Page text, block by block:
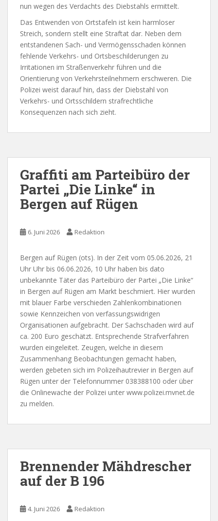
nun wegen des Verdachts des Diebstahls ermittelt.
Das Entwenden von Ortstafeln ist kein harmloser
Streich, sondern stellt eine Straftat dar. Neben dem
entstandenen Sach- und Vermögensschaden können
fehlende Verkehrs- und Ortsbeschilderungen zu
Irritationen im Straßenverkehr führen und die
Orientierung von Verkehrsteilnehmern erschweren. Die
Polizei weist darauf hin, dass der Diebstahl von
Verkehrs- und Ortsschildern strafrechtliche
Konsequenzen nach sich zieht.
Graffiti am Parteibüro der
Partei „Die Linke“ in
Bergen auf Rügen
6. Juni 2026 Redaktion
Bergen auf Rügen (ots). In der Zeit vom 05.06.2026, 21
Uhr Uhr bis 06.06.2026, 10 Uhr haben bis dato
unbekannte Täter das Parteibüro der Partei „Die Linke“
in Bergen auf Rügen am Markt beschmiert. Hier wurden
mit blauer Farbe verschieden Zahlenkombinationen
sowie Kennzeichen von verfassungswidrigen
Organisationen aufgebracht. Der Sachschaden wird auf
ca. 200 Euro geschätzt. Entsprechende Strafverfahren
wurden eingeleitet. Zeugen, welche in diesem
Zusammenhang Beobachtungen gemacht haben,
werden gebeten sich im Polizeihautrevier in Bergen auf
Rügen unter der Telefonnummer 038388100 oder über
die Onlinewache der Polizei unter www.polizei.mvnet.de
zu melden.
Brennender Mähdrescher
auf der B 196
4. Juni 2026 Redaktion